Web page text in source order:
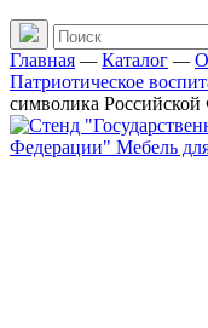
Главная —Каталог —
Патриотическое
символика